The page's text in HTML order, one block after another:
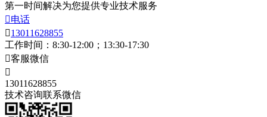
第一时间解决为您提供专业技术服务
电话
13011628855
工作时间：8:30-12:00；13:30-17:30
客服微信

13011628855
技术咨询联系微信